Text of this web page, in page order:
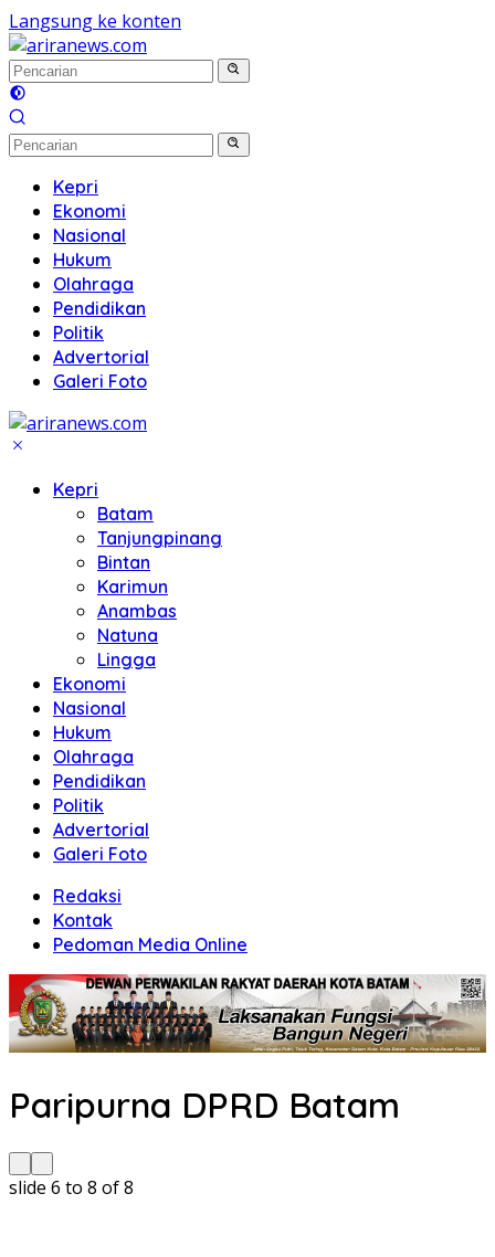
Langsung ke konten
Kepri
Ekonomi
Nasional
Hukum
Olahraga
Pendidikan
Politik
Advertorial
Galeri Foto
Kepri
Batam
Tanjungpinang
Bintan
Karimun
Anambas
Natuna
Lingga
Ekonomi
Nasional
Hukum
Olahraga
Pendidikan
Politik
Advertorial
Galeri Foto
Redaksi
Kontak
Pedoman Media Online
Paripurna DPRD Batam
slide 6 to 8 of 8